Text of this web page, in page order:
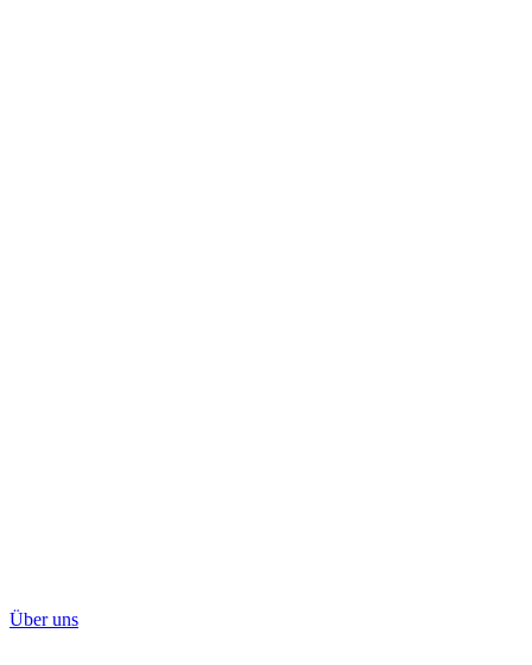
Über uns